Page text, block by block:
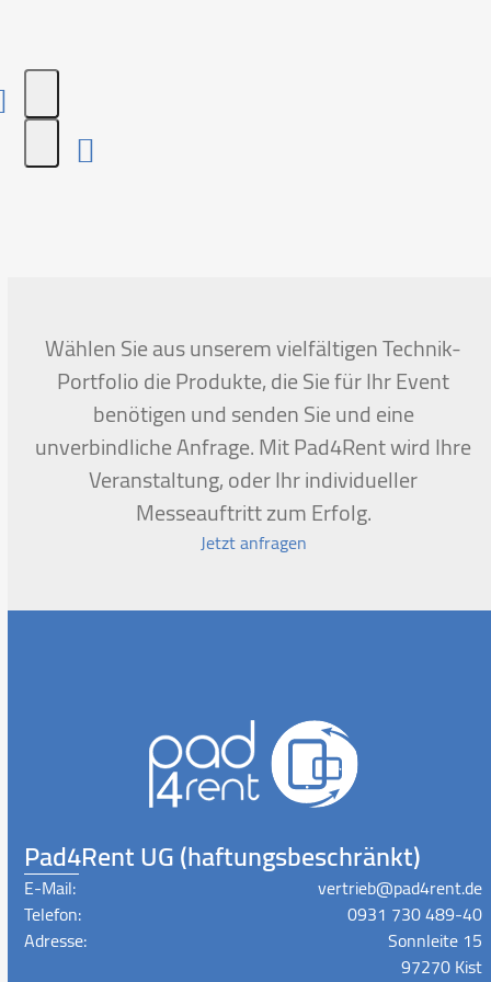
first
slide
Wählen Sie aus unserem vielfältigen Technik-
Portfolio die Produkte, die Sie für Ihr Event
benötigen und senden Sie und eine
unverbindliche Anfrage. Mit Pad4Rent wird Ihre
Veranstaltung, oder Ihr individueller
Messeauftritt zum Erfolg.
Jetzt anfragen
Pad4Rent UG (haftungsbeschränkt)
E-Mail:
vertrieb@pad4rent.de
Telefon:
0931 730 489-40
Adresse:
Sonnleite 15
97270 Kist